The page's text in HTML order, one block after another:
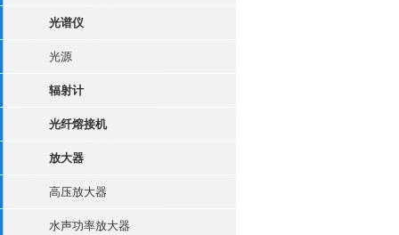
光谱仪
光源
辐射计
光纤熔接机
放大器
高压放大器
水声功率放大器